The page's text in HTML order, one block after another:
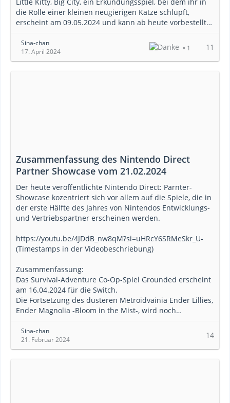
die Rolle einer kleinen neugierigen Katze schlüpft,
erscheint am 09.05.2024 und kann ab heute vorbestellt…
Sina-chan
17. April 2024
1 11
Zusammenfassung des Nintendo Direct
Partner Showcase vom 21.02.2024
Der heute veröffentlichte Nintendo Direct: Parnter-
Showcase kozentriert sich vor allem auf die Spiele, die in
der erste Hälfte des Jahres von Nintendos Entwicklungs-
und Vertriebspartner erscheinen werden.
https://youtu.be/4JDdB_nw8qM?si=uHRcY6SRMeSkr_U-
(Timestamps in der Videobeschriebung)
Zusammenfassung:
Das Survival-Adventure Co-Op-Spiel Grounded erscheint
am 16.04.2024 für die Switch.
Die Fortsetzung des düsteren Metroidvainia Ender Lillies,
Ender Magnolia -Bloom in the Mist-, wird noch…
Sina-chan
21. Februar 2024
14